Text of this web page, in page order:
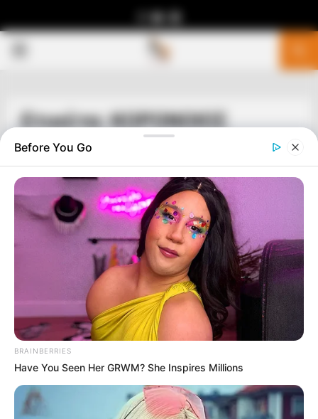
Ετικέτα: ΚΟΡΟΝΟΙΟΣ
ΔΙΕΘΝΗ ΡΟΗ ΤΩΝ ΑΡΘΡΩΝ
Η Ρωσία αποτελεί την πιο άμεση απειλή
για την παγκόσμια τάξη
Ο Πρόεδρος της Ευρωπαϊκής Επιτροπής, του εκτελεστικού
Before You Go
BRAINBERRIES
Have You Seen Her GRWM? She Inspires Millions